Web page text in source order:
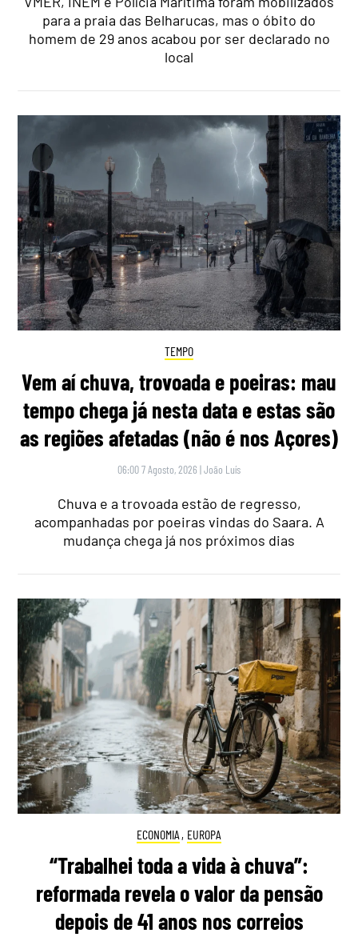
para a praia das Belharucas, mas o óbito do
homem de 29 anos acabou por ser declarado no
local
TEMPO
Vem aí chuva, trovoada e poeiras: mau
tempo chega já nesta data e estas são
as regiões afetadas (não é nos Açores)
06:00 7 Agosto, 2026 |João Luís
Chuva e a trovoada estão de regresso,
acompanhadas por poeiras vindas do Saara. A
mudança chega já nos próximos dias
ECONOMIA , EUROPA
“Trabalhei toda a vida à chuva”:
reformada revela o valor da pensão
depois de 41 anos nos correios